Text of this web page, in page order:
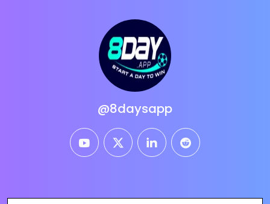
@8daysapp
youtubetwitterlinkedinreddit